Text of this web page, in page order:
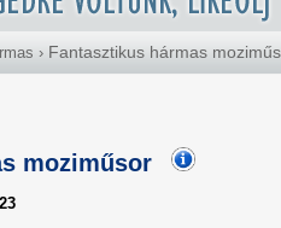
› Fantasztikus hármas
moziműsor